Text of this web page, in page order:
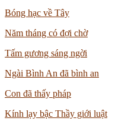
Bóng hạc về Tây
Năm tháng có đợi chờ
Tấm gương sáng ngời
Ngài Bình An đã bình an
Con đã thấy pháp
Kính lạy bậc Thầy giới luật